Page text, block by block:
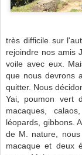
très difficile sur
rejoindre nos amis
voile avec eux.
que nous devrons
quitter. Nous
Yai, poumon vert
macaques,
léopards, gibbons.
de M. nature,
macaque et deux